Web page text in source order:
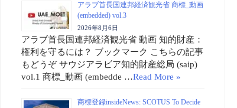
アラブ首長国連邦経済観光省 商標_動画
(embedded) vol.3
2026年8月6日
アラブ首長国連邦経済観光省 動画 知的財産：
権利を守るには？ ブックマーク こちらの記事
もどうぞ サウジアラビア知的財産総局 (saip)
vol.1 商標_動画 (embedde …Read More »
商標登録insideNews: SCOTUS To Decide